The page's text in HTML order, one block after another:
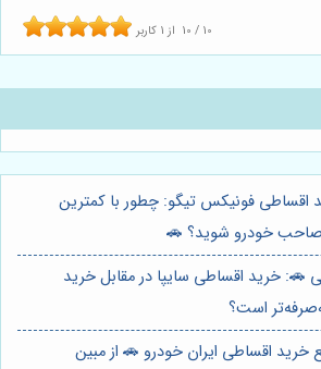
10 / 10 از 1 کاربر
اقساطی فونیکس تیگو: چطور با کمترین
خودرو شوید؟ 🚗
🚗: خرید اقساطی سایپا در مقابل خرید
است؟
خرید اقساطی ایران خودرو 🚗 از مبین